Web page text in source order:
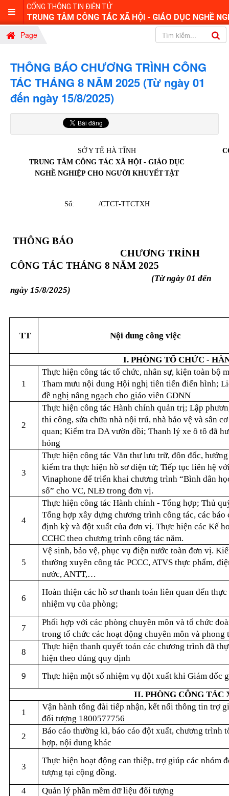
CỔNG THÔNG TIN ĐIỆN TỬ
TRUNG TÂM CÔNG TÁC XÃ HỘI - GIÁO DỤC NGHỀ
Page
THÔNG BÁO CHƯƠNG TRÌNH CÔNG
TÁC THÁNG 8 NĂM 2025 (Từ ngày 01
đến ngày 15/8/2025)
SỞ Y TẾ HÀ TĨNH
TRUNG TÂM CÔNG TÁC XÃ HỘI - GIÁO DỤC
NGHỀ NGHIỆP CHO NGƯỜI KHUYẾT TẬT
Số: /CTCT-TTCTXH
THÔNG BÁO
CHƯƠNG TRÌNH
CÔNG TÁC THÁNG 8 NĂM 2025
(Từ ngày 01 đến
ngày 15/8/2025)
TT Nội dung công việc
I. PHÒNG TỔ CHỨC -
1
Thực hiện công tác tổ chức, nhân sự, kiện toàn bộ
Tham mưu nội dung Hội nghị tiên tiến điển hình;
đề nghị nâng ngạch cho giáo viên GDNN
2
Thực hiện công tác Hành chính quản trị; Lập
thi công, sửa chữa nhà nội trú, nhà bảo vệ và sân cơ
quan; Kiểm tra DA vườn đồi; Thanh lý xe ô tô đã hư
hỏng
3
Thực hiện công tác Văn thư lưu trữ, đôn đốc,
kiểm tra thực hiện hồ sơ điện tử; Tiếp tục liên hệ
Vinaphone để triển khai chương trình “Bình dân
số” cho VC, NLĐ trong đơn vị.
4
Thực hiện công tác Hành chính - Tổng hợp; Thủ
Tổng hợp xây dựng chương trình công tác, các báo
định kỳ và đột xuất của đơn vị. Thực hiện các Kế
CCHC theo chương trình công tác năm.
5
Vệ sinh, bảo vệ, phục vụ điện nước toàn đơn vị.
thường xuyên công tác PCCC, ATVS thực phẩm,
nước, ANTT,…
6
Hoàn thiện các hồ sơ thanh toán liên quan đến
nhiệm vụ của phòng;
7
Phối hợp với các phòng chuyên môn và tổ chức
trong tổ chức các hoạt động chuyên môn và phong
8
Thực hiện thanh quyết toán các chương trình đã
hiện theo đúng quy định
9
Thực hiện một số nhiệm vụ đột xuất khi Giám đốc
II. PHÒNG CÔNG TÁC
1
Vận hành tổng đài tiếp nhận, kết nối thông tin trợ
đối tượng 1800577756
2
Báo cáo thường kì, báo cáo đột xuất, chương trình
hợp, nội dung khác
3
Thực hiện hoạt động can thiệp, trợ giúp các nhóm
tượng tại cộng đồng.
4
Quản lý phần mềm dữ liệu đối tượng